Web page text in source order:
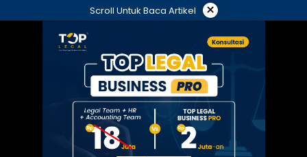
ke
Scroll Untuk Baca Artikel ×